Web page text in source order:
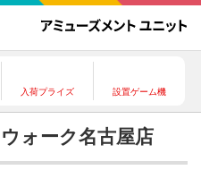
入荷プライズ 設置ゲーム機
ォーク名古屋店